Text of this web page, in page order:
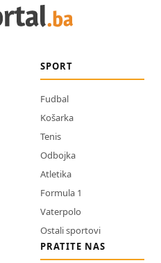
SPORT
Fudbal
Košarka
Tenis
Odbojka
Atletika
Formula 1
Vaterpolo
Ostali sportovi
PRATITE NAS